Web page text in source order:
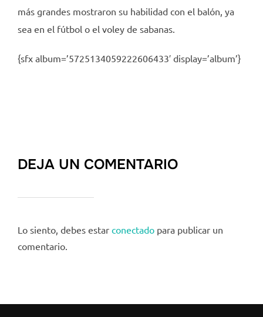
más grandes mostraron su habilidad con el balón, ya
sea en el fútbol o el voley de sabanas.
{sfx album=’5725134059222606433′ display=’album’}
DEJA UN COMENTARIO
Lo siento, debes estar conectado para publicar un
comentario.